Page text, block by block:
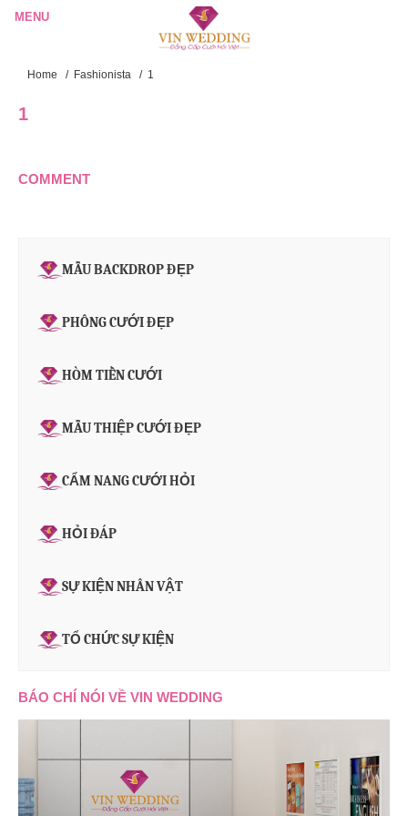
Home / Fashionista / 1
1
COMMENT
MẪU BACKDROP ĐẸP
PHÔNG CƯỚI ĐẸP
HÒM TIỀN CƯỚI
MẪU THIỆP CƯỚI ĐẸP
CẨM NANG CƯỚI HỎI
HỎI ĐÁP
SỰ KIỆN NHÂN VẬT
TỔ CHỨC SỰ KIỆN
BÁO CHÍ NÓI VỀ VIN WEDDING